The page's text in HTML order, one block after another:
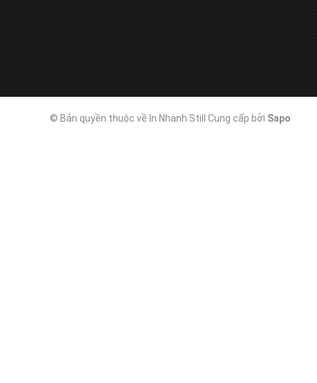
© Bản quyền thuộc về In Nhanh Still Cung cấp bởi Sapo